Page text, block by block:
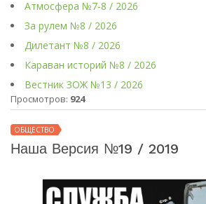
Атмосфера №7-8 / 2026
За рулем №8 / 2026
Дилетант №8 / 2026
Караван историй №8 / 2026
Вестник ЗОЖ №13 / 2026
Просмотров: 924
ОБЩЕСТВО
Наша Версия №19 / 2019